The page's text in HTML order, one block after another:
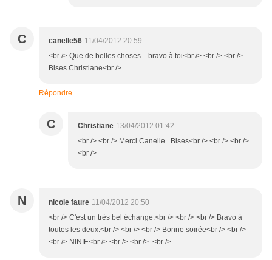
C canelle56 11/04/2012 20:59
<br /> Que de belles choses ...bravo à toi<br /> <br /> <br />
Bises Christiane<br />
Répondre
C Christiane 13/04/2012 01:42
<br /> <br /> Merci Canelle . Bises<br /> <br /> <br />
<br />
N nicole faure 11/04/2012 20:50
<br /> C'est un très bel échange.<br /> <br /> <br /> Bravo à
toutes les deux.<br /> <br /> <br /> Bonne soirée<br /> <br />
<br /> NINIE<br /> <br /> <br /> <br />